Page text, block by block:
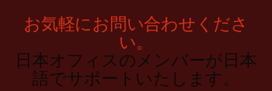
お気軽にお問い合わせくださ
い。
日本オフィスのメンバーが日本
語でサポートいたします。